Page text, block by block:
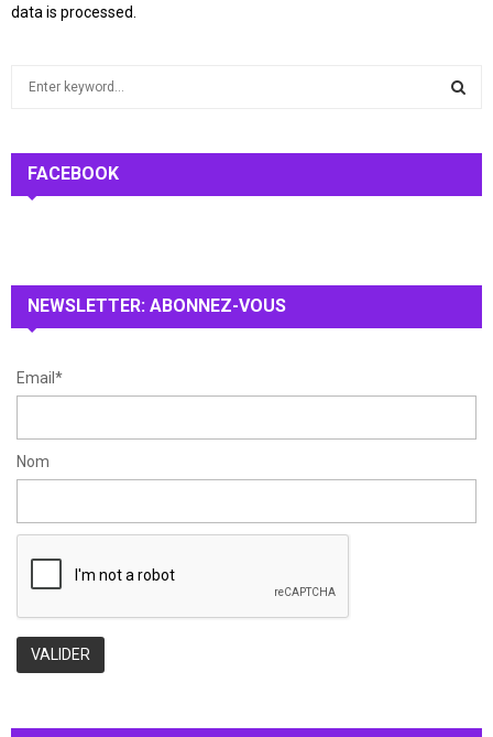
data is processed.
h
:
FACEBOOK
NEWSLETTER: ABONNEZ-VOUS
Email*
Nom